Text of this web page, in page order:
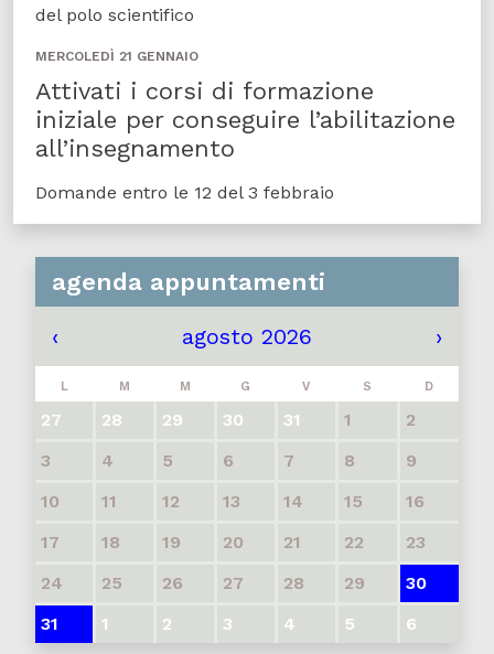
del polo scientifico
MERCOLEDÌ 21 GENNAIO
Attivati i corsi di formazione
iniziale per conseguire l’abilitazione
all’insegnamento
Domande entro le 12 del 3 febbraio
agenda appuntamenti
‹ agosto 2026 ›
L M M G V S D
27 28 29 30 31 1
2
3
4 5 6 7 8
9
10
11 12 13 14 15
16
17
18 19 20 21 22
23
24
25 26 27 28 29
30
31
1 2 3 4 5 6